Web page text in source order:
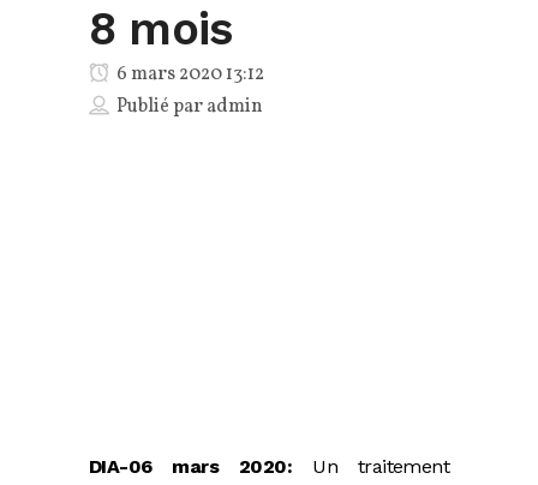
8 mois
6 mars 2020 13:12
Publié paradmin
DIA-06 mars 2020: Un traitement